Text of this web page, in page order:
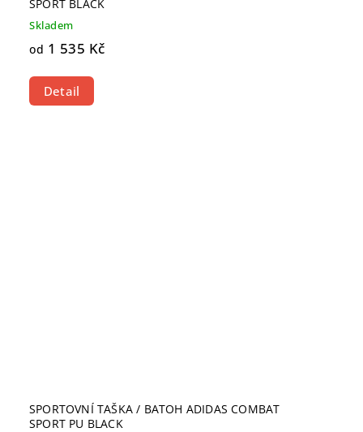
SPORT BLACK
Skladem
od 1 535 Kč
Detail
SPORTOVNÍ TAŠKA / BATOH ADIDAS COMBAT
SPORT PU BLACK